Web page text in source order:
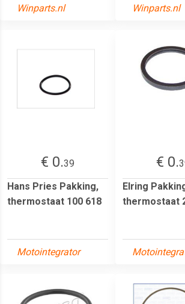
Winparts.nl Winparts.nl
€ 0.39
Hans Pries Pakking,
thermostaat 100 618
Motointegrator
€ 0.
Elring
thermostaat